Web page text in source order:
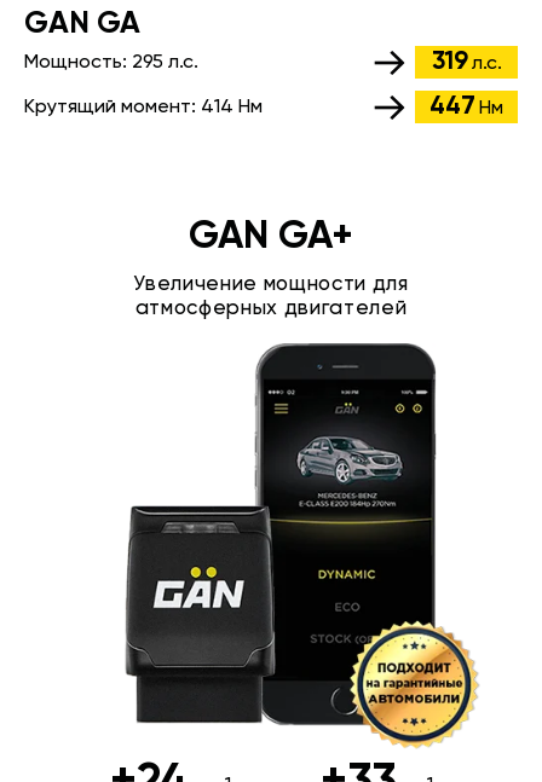
GАN GA
Мощность: 295 л.с. 319 л.с.
Крутящий момент: 414 Нм 447 Нм
GAN GA+
Увеличение мощности для
атмосферных двигателей